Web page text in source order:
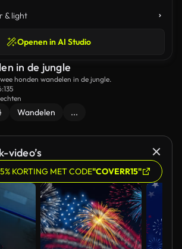
& light
Openen in AI Studio
in de jungle
honden wandelen in de jungle.
Wandelen ...
video’s
KORTING MET CODE"COVERR15"